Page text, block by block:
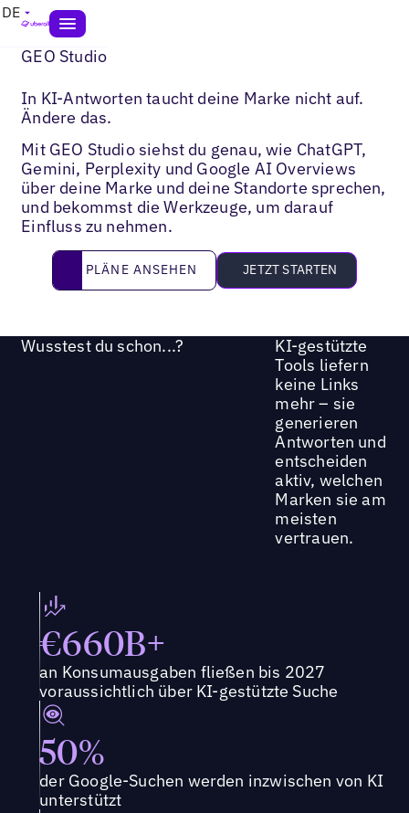
DE
GEO Studio
In KI-Antworten taucht deine Marke nicht auf.
Ändere das.
Mit GEO Studio siehst du genau, wie ChatGPT,
Gemini, Perplexity und Google AI Overviews
über deine Marke und deine Standorte sprechen,
und bekommst die Werkzeuge, um darauf
Einfluss zu nehmen.
Pläne ansehen
PLÄNE ANSEHEN JETZT STARTEN
Wusstest du schon...?
KI-gestützte
Tools liefern
keine Links
mehr – sie
generieren
Antworten und
entscheiden
aktiv, welchen
Marken sie am
meisten
vertrauen.
€660B+
an Konsumausgaben fließen bis 2027
voraussichtlich über KI-gestützte Suche
50%
der Google-Suchen werden inzwischen von KI
unterstützt